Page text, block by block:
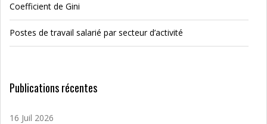
Coefficient de Gini
Postes de travail salarié par secteur d’activité
Publications récentes
16 Juil 2026